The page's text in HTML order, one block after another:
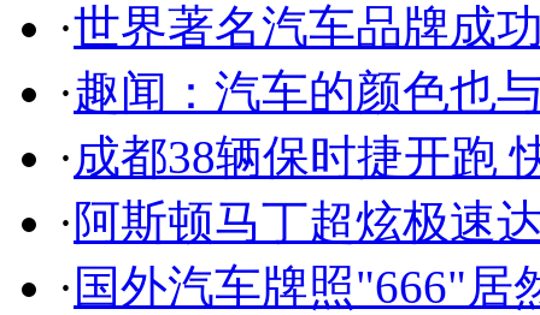
·世界著名汽车品牌成
·趣闻：汽车的颜色也
·成都38辆保时捷开跑
·阿斯顿马丁超炫极速
· 国外汽车牌照"666"居